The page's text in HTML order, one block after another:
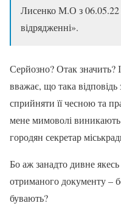
Лисенко М.О з 06.05.22
відрядженні».
Серйозно? Отак значить?
вважає, що така відповідь
сприйняти її чесною та
мене мимоволі виникають
городян секретар
Бо аж занадто дивне
отриманого документу –
бувають?